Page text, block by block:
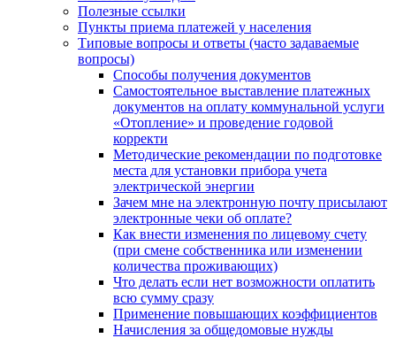
Полезные ссылки
Пункты приема платежей у населения
Типовые вопросы и ответы (часто задаваемые
вопросы)
Способы получения документов
Самостоятельное выставление платежных
документов на оплату коммунальной услуги
«Отопление» и проведение годовой
корректи
Методические рекомендации по подготовке
места для установки прибора учета
электрической энергии
Зачем мне на электронную почту присылают
электронные чеки об оплате?
Как внести изменения по лицевому счету
(при смене собственника или изменении
количества проживающих)
Что делать если нет возможности оплатить
всю сумму сразу
Применение повышающих коэффициентов
Начисления за общедомовые нужды